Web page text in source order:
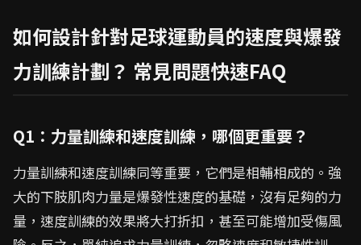
如何設計針對足球運動員的速度與爆發
力訓練計劃？ 常見問題快速FAQ
Q1：力量訓練和速度訓練，哪個更重要？
力量訓練和速度訓練同等重要，它們是相輔相成的。強
大的下肢肌肉力量是爆發性速度的基礎，沒有足夠的力
量，速度訓練的效果將大打折扣，甚至可能增加受傷風